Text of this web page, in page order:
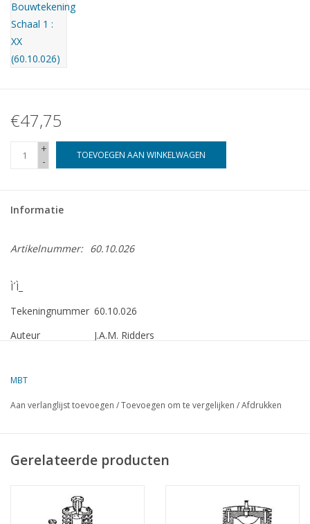
NIEUWE TIJDSCHRIFTEN
ABONNEMENT DE
MODELBOUWER
€47,75
+
-
TOEVOEGEN AAN WINKELWAGEN
Informatie
Artikelnummer: 60.10.026
Ì´Ì_
Tekeningnummer 60.10.026
Auteur
J.A.M. Ridders
Kwaliteit
MoeilijkheidsgraadD
Aantal bladen A00 0
Aantal bladen A1
MBT
Aan verlanglijst toevoegen /Toevoegen om te vergelijken /Afdrukken
Gerelateerde producten